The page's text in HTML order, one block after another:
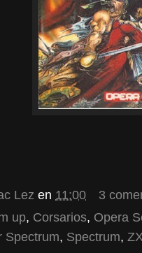
Lez en 11:00
3
up, Corsarios, Opera
Spectrum, Spectrum,